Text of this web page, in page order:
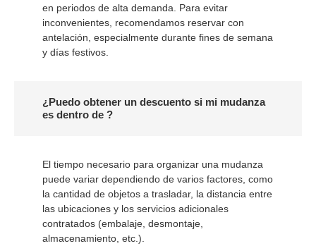
en periodos de alta demanda. Para evitar
inconvenientes, recomendamos reservar con
antelación, especialmente durante fines de semana
y días festivos.
¿Puedo obtener un descuento si mi mudanza
es dentro de ?
El tiempo necesario para organizar una mudanza
puede variar dependiendo de varios factores, como
la cantidad de objetos a trasladar, la distancia entre
las ubicaciones y los servicios adicionales
contratados (embalaje, desmontaje,
almacenamiento, etc.).